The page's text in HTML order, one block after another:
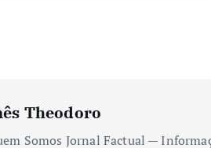
Theodoro
Somos Jornal Factual —